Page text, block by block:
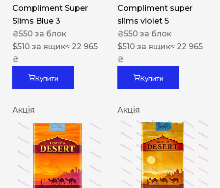
Compliment Super
Slims Blue 3
₴550 за блок
$510 за ящик≈ 22 965
₴
Купити
Compliment super
slims violet 5
₴550 за блок
$510 за ящик≈ 22 965
₴
Купити
Акція Акція